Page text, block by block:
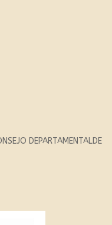
DEPARTAMENTALDE